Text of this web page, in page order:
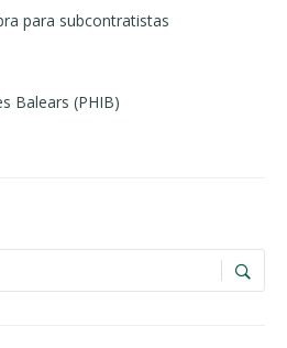
para subcontratistas
Balears (PHIB)